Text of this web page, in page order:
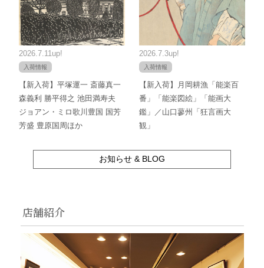
2026.7.11up!
入荷情報
【新入荷】平塚運一 斎藤真一
森義利 勝平得之 池田満寿夫
ジョアン・ミロ歌川豊国 国芳
芳盛 豊原国周ほか
2026.7.3up!
入荷情報
【新入荷】月岡耕漁「能楽百
番」「能楽図絵」「能画大
鑑」／山口蓼州「狂言画大
観」
お知らせ & BLOG
店舗紹介